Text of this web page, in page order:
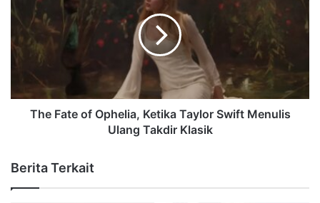
The Fate of Ophelia, Ketika Taylor Swift Menulis
Ulang Takdir Klasik
Berita Terkait